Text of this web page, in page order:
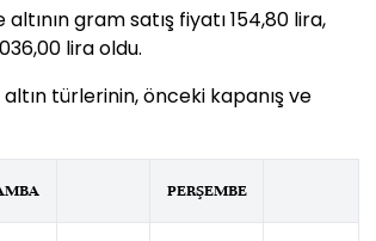
gram satış fiyatı 154,80 lira,
lira oldu.
altın türlerinin, önceki kapanış ve
PERŞEMBE